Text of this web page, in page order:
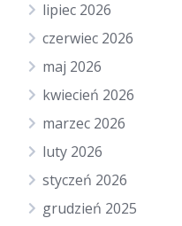
lipiec 2026
czerwiec 2026
maj 2026
kwiecień 2026
marzec 2026
luty 2026
styczeń 2026
grudzień 2025